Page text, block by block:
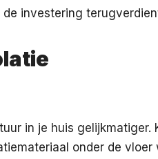
investering
in je huis gelijkmatiger.
onder de vloer